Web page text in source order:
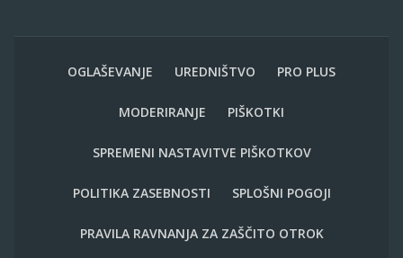
OGLAŠEVANJE UREDNIŠTVO PRO PLUS
MODERIRANJE PIŠKOTKI
SPREMENI NASTAVITVE PIŠKOTKOV
POLITIKA ZASEBNOSTI SPLOŠNI POGOJI
PRAVILA RAVNANJA ZA ZAŠČITO OTROK